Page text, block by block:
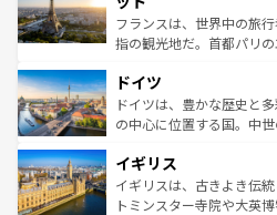
しい。
る。首都マドリードの洗
アートに溢れた街角から
せる。地方によって風土
ンテンツ一覧を参照して
フランスは、世界中の旅
指の観光地だ。首都パリ
で、幅広い魅力が詰まっ
聖堂、美しいビーチ、そ
から魅了する。また、フ
いる。シャンパンの発祥
香り高いラベンダー畑な
らに、パリ以外の地域に
ドイツ
ドイツは、豊かな歴史と
の中心に位置する国。中
顔を持つこの国は、どこ
ルリンの文化的活気、バ
してライン川沿いのワイ
イギリス
イギリスは、古きよき伝
トミンスター寺院や大英